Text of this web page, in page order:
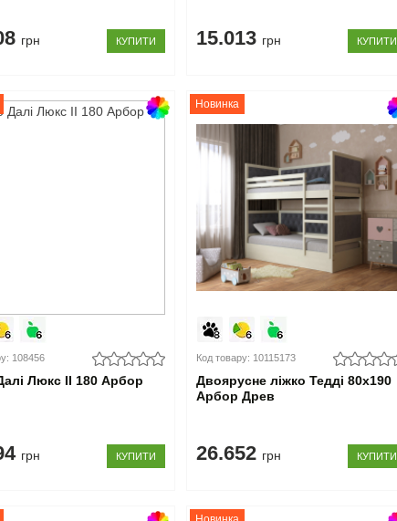
грн КУПИТИ 15.013 грн КУПИТИ
108456
Люкс II 180 Арбор
грн КУПИТИ
Новинка
Код товару: 10115173
Двоярусне ліжко Тедді 80x190
Арбор Древ
26.652 грн КУПИТИ